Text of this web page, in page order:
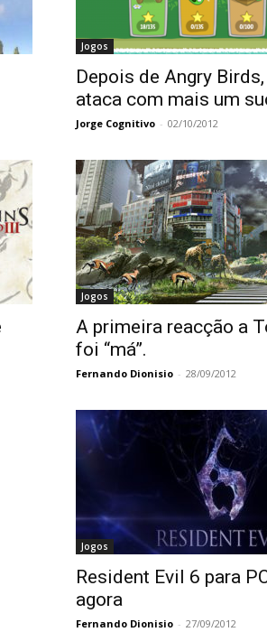
Jogos
Depois de Angry
ataca com mais um
Jorge Cognitivo - 02/10/2012
Jogos
A primeira reacção a
foi “má”.
Fernando Dionisio - 28/09/2012
Jogos
Resident Evil 6 para
agora
Fernando Dionisio - 27/09/2012